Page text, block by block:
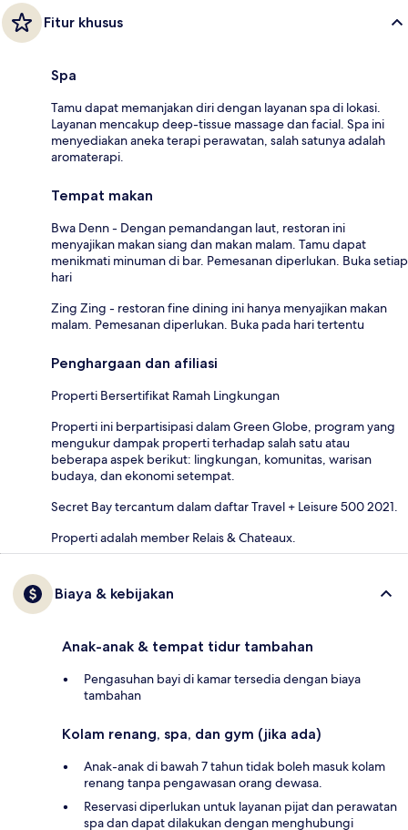
Fitur khusus
Spa
Tamu dapat memanjakan diri dengan layanan spa di lokasi.
Layanan mencakup deep-tissue massage dan facial. Spa ini
menyediakan aneka terapi perawatan, salah satunya adalah
aromaterapi.
Tempat makan
Bwa Denn - Dengan pemandangan laut, restoran ini
menyajikan makan siang dan makan malam. Tamu dapat
menikmati minuman di bar. Pemesanan diperlukan. Buka setiap
hari
Zing Zing - restoran fine dining ini hanya menyajikan makan
malam. Pemesanan diperlukan. Buka pada hari tertentu
Penghargaan dan afiliasi
Properti Bersertifikat Ramah Lingkungan
Properti ini berpartisipasi dalam Green Globe, program yang
mengukur dampak properti terhadap salah satu atau
beberapa aspek berikut: lingkungan, komunitas, warisan
budaya, dan ekonomi setempat.
Secret Bay tercantum dalam daftar Travel + Leisure 500 2021.
Properti adalah member Relais & Chateaux.
Biaya & kebijakan
Anak-anak & tempat tidur tambahan
Pengasuhan bayi di kamar tersedia dengan biaya
tambahan
Kolam renang, spa, dan gym (jika ada)
Anak-anak di bawah 7 tahun tidak boleh masuk kolam
renang tanpa pengawasan orang dewasa.
Reservasi diperlukan untuk layanan pijat dan perawatan
spa dan dapat dilakukan dengan menghubungi